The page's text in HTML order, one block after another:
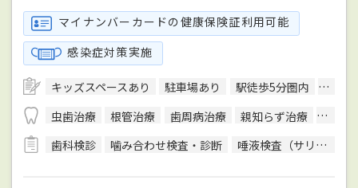
マイナンバーカードの健康保険証利用可能
感染症対策実施
キッズスペースあり 駐車場あり 駅徒歩5分圏内
予約可
虫歯治療
根管治療 歯周病治療 親知らず治療
顎関
歯科検診
噛み合わせ検査・診断 唾液検査（サリバテスト）